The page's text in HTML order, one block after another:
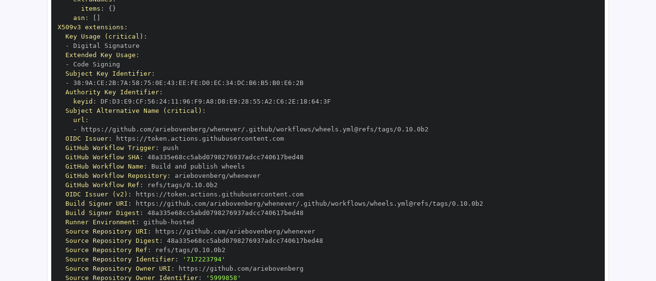
items : { }
asn :
X509v3 extensions :
Key Usage (critical) :
-
Extended Key Usage :
-
Subject Key Identifier:
-
38 : 9A : CE : 2B: 7A : 58 : 75 : 0E : 43 : EE : FE : D0 : EC : 34: DC : B6 : B5 : B0 : E6 :
2B
Authority Key Identifier:
keyid : DF : D3 : E9 : CF : 56 : 24: 11 : 96 : F9 : A8 : D8 : E9 : 28 : 55 : A2 : C6 : 2E : 18 : 64:
Subject Alternative Name (critical) :
url :
-
https :
OIDC Issuer: https :
//token.actions.githubusercontent.com
GitHub Workflow Trigger:
GitHub Workflow SHA:
GitHub Workflow Name :
GitHub Workflow Repository:
ariebovenberg/whenever
GitHub Workflow Ref :
OIDC Issuer (v2) : https :
//token.actions.githubusercontent.com
Build Signer URI : https :
Build Signer Digest :
Runner Environment : github -
Source Repository URI : https :
//github.com/ariebovenberg/whenever
Source Repository Digest :
Source Repository Ref :
Source Repository Identifier:
'717223794'
Source Repository Owner URI : https :
Source Repository Owner Identifier: '5999858'